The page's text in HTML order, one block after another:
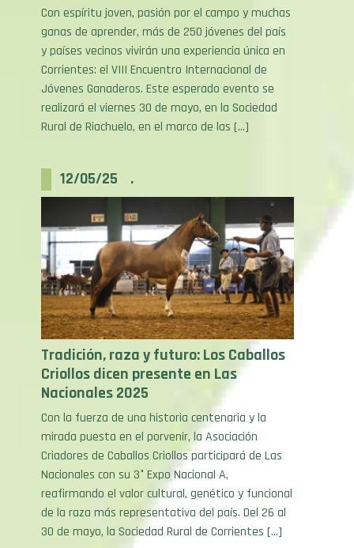
ganas de aprender, más de 250 jóvenes del país
y países vecinos vivirán una experiencia única en
Corrientes: el VIII Encuentro Internacional de
Jóvenes Ganaderos. Este esperado evento se
realizará el viernes 30 de mayo, en la Sociedad
Rural de Riachuelo, en el marco de las […]
Tradición, raza y futuro: Los Caballos
Criollos dicen presente en Las
Nacionales 2025
Con la fuerza de una historia centenaria y la
mirada puesta en el porvenir, la Asociación
Criadores de Caballos Criollos participará de Las
Nacionales con su 3° Expo Nacional A,
reafirmando el valor cultural, genético y funcional
de la raza más representativa del país. Del 26 al
30 de mayo, la Sociedad Rural de Corrientes […]